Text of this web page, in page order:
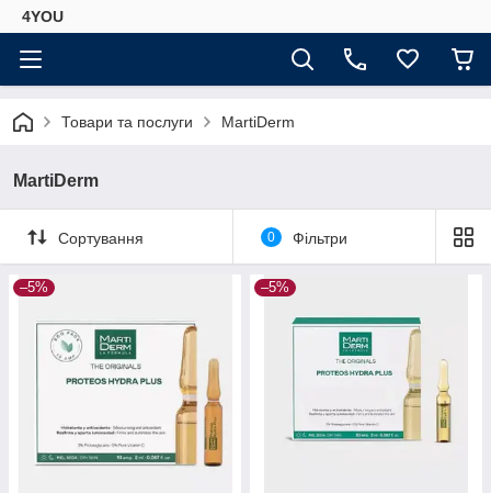
4YOU
Товари та послуги MartiDerm
MartiDerm
Сортування 0 Фільтри
–5% –5%